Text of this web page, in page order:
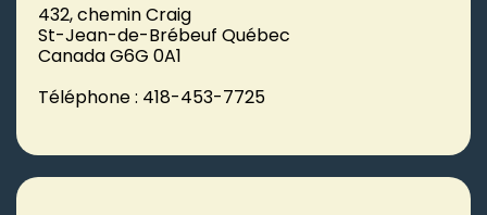
432, chemin Craig
St-Jean-de-Brébeuf Québec
Canada G6G 0A1
Téléphone : 418-453-7725